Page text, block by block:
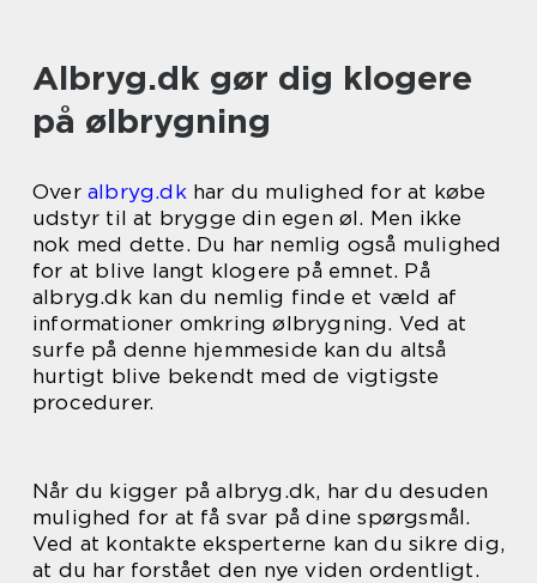
Albryg.dk gør dig klogere
på ølbrygning
Over albryg.dkhar du mulighed for at købe
udstyr til at brygge din egen øl. Men ikke
nok med dette. Du har nemlig også mulighed
for at blive langt klogere på emnet. På
albryg.dk kan du nemlig finde et væld af
informationer omkring ølbrygning. Ved at
surfe på denne hjemmeside kan du altså
hurtigt blive bekendt med de vigtigste
procedurer.
Når du kigger på albryg.dk, har du desuden
mulighed for at få svar på dine spørgsmål.
Ved at kontakte eksperterne kan du sikre dig,
at du har forstået den nye viden ordentligt.